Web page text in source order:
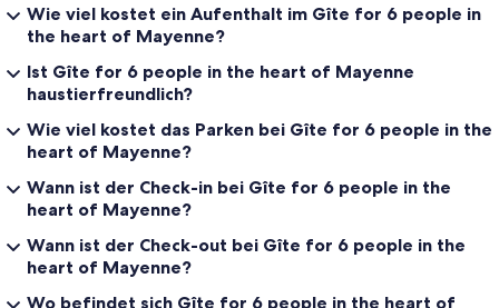
Wie viel kostet ein Aufenthalt im Gîte for 6 people in
the heart of Mayenne?
Ist Gîte for 6 people in the heart of Mayenne
haustierfreundlich?
Wie viel kostet das Parken bei Gîte for 6 people in the
heart of Mayenne?
Wann ist der Check-in bei Gîte for 6 people in the
heart of Mayenne?
Wann ist der Check-out bei Gîte for 6 people in the
heart of Mayenne?
Wo befindet sich Gîte for 6 people in the heart of